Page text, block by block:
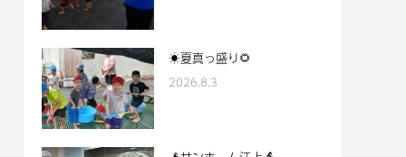
☀夏真っ盛り🌻
2026.8.3